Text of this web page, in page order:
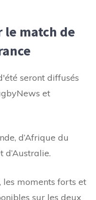
le match de
seront diffusés
et
d’Afrique du
d’Australie.
les moments forts et
sur les deux